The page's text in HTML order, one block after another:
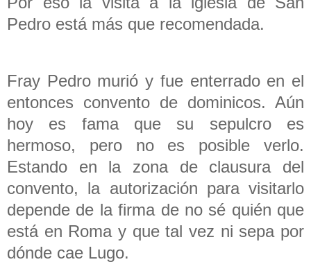
Pedro está más que recomendada.
Fray Pedro murió y fue enterrado en el
entonces convento de dominicos. Aún
hoy es fama que su sepulcro es
hermoso, pero no es posible verlo.
Estando en la zona de clausura del
convento, la autorización para visitarlo
depende de la firma de no sé quién que
está en Roma y que tal vez ni sepa por
dónde cae Lugo.